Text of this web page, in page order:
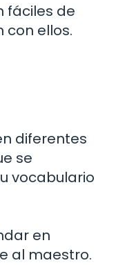
fáciles de
con ellos.
diferentes
se
vocabulario
en
al maestro.